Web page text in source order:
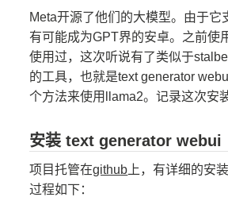
Meta开源了他们的大模型。由于它
有可能成为GPT界的安卓。之前使
使用过，这次听说有了类似于
的工具，也就是text generator
个方法来使用llama2。记录这次安
安装 text generator webui
项目托管在github 上，有详细的安
过程如下：